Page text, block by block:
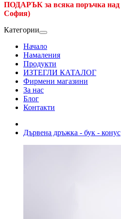
ПОДАРЪК за всяка поръчка над
София)
Категории
Начало
Намаления
Продукти
ИЗТЕГЛИ КАТАЛОГ
Фирмени магазини
За нас
Блог
Контакти
Дървена дръжка - бук - конус